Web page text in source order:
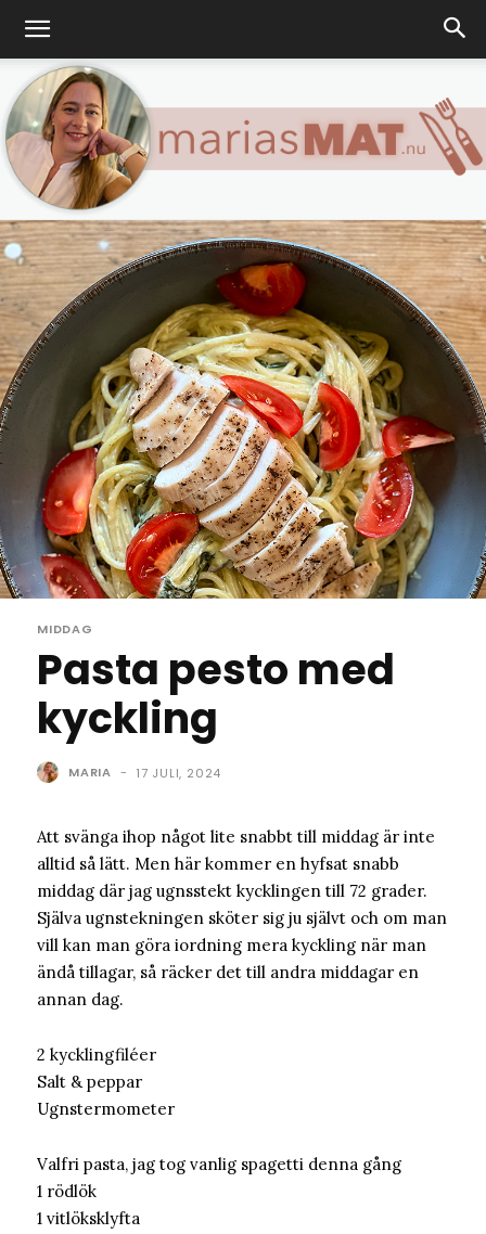
Marias
matblogg
MIDDAG
Pasta pesto med
kyckling
MARIA - 17 JULI, 2024
Att svänga ihop något lite snabbt till middag är inte
alltid så lätt. Men här kommer en hyfsat snabb
middag där jag ugnsstekt kycklingen till 72 grader.
Själva ugnstekningen sköter sig ju självt och om man
vill kan man göra iordning mera kyckling när man
ändå tillagar, så räcker det till andra middagar en
annan dag.
2 kycklingfiléer
Salt & peppar
Ugnstermometer
Valfri pasta, jag tog vanlig spagetti denna gång
1 rödlök
1 vitlöksklyfta